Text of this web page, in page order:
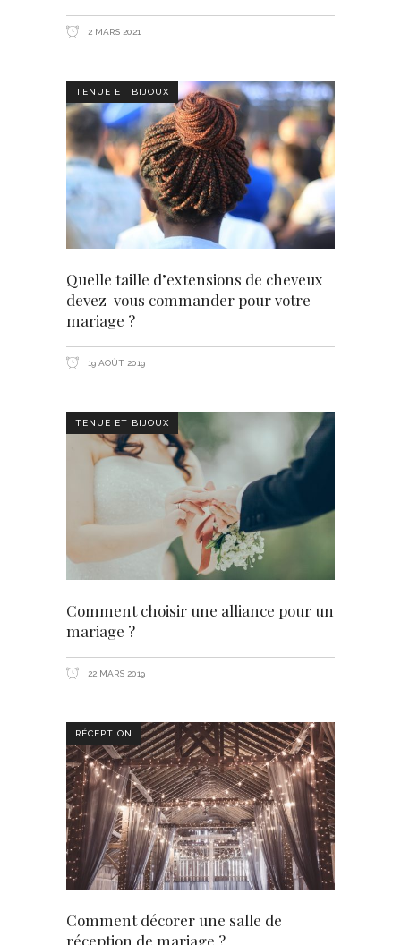
2 MARS 2021
TENUE ET BIJOUX
Quelle taille d’extensions de cheveux
devez-vous commander pour votre
mariage ?
19 AOÛT 2019
TENUE ET BIJOUX
Comment choisir une alliance pour un
mariage ?
22 MARS 2019
RÉCEPTION
Comment décorer une salle de
réception de mariage ?